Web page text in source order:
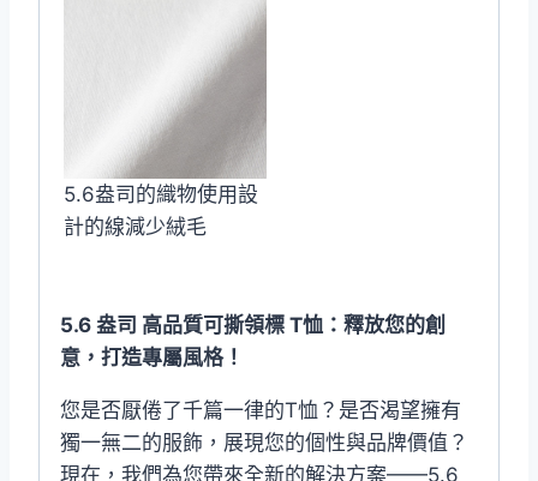
5.6盎司的織物使用設
計的線減少絨毛
5.6 盎司 高品質可撕領標 T恤：釋放您的創
意，打造專屬風格！
您是否厭倦了千篇一律的T恤？是否渴望擁有
獨一無二的服飾，展現您的個性與品牌價值？
現在，我們為您帶來全新的解決方案——5.6